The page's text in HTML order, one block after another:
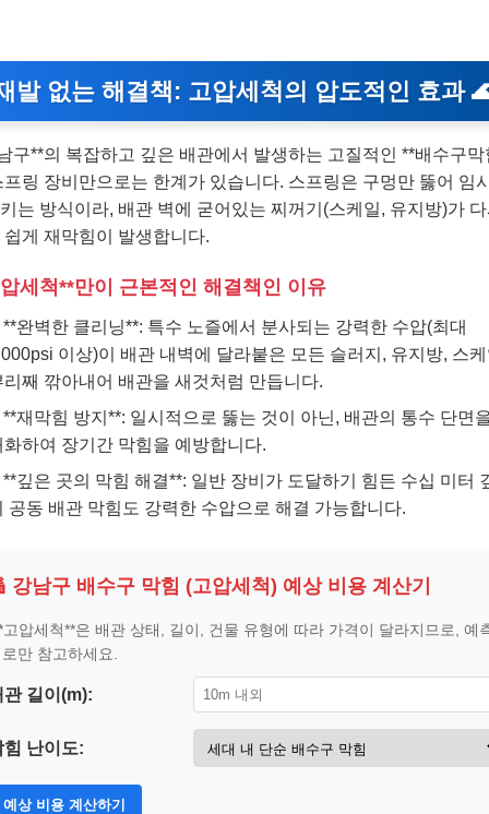
발 없는 해결책: 고압세척의 압도적인 효과
구**의 복잡하고 깊은 배관에서 발생하는 고질적인 **배수구막
프링 장비만으로는 한계가 있습니다. 스프링은 구멍만 뚫어 임
는 방식이라, 배관 벽에 굳어있는 찌꺼기(스케일, 유지방)가
쉽게 재막힘이 발생합니다.
세척**만이 근본적인 해결책인 이유
**완벽한 클리닝**: 특수 노즐에서 분사되는 강력한 수압(최대
이상)이 배관 내벽에 달라붙은 모든 슬러지, 유지방, 스
리째 깎아내어 배관을 새것처럼 만듭니다.
**재막힘 방지**: 일시적으로 뚫는 것이 아닌, 배관의 통수 단면
화하여 장기간 막힘을 예방합니다.
**깊은 곳의 막힘 해결**: 일반 장비가 도달하기 힘든 수십 미터
공동 배관 막힘도 강력한 수압으로 해결 가능합니다.
강남구 배수구 막힘 (고압세척) 예상 비용 계산기
고압세척**은 배관 상태, 길이, 건물 유형에 따라 가격이 달라지므로, 예
만 참고하세요.
관 길이(m):
힘 난이도:
예상 비용 계산하기